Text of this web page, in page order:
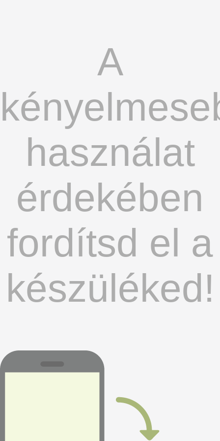
A
használat
érdekében
fordítsd el a
készüléked!